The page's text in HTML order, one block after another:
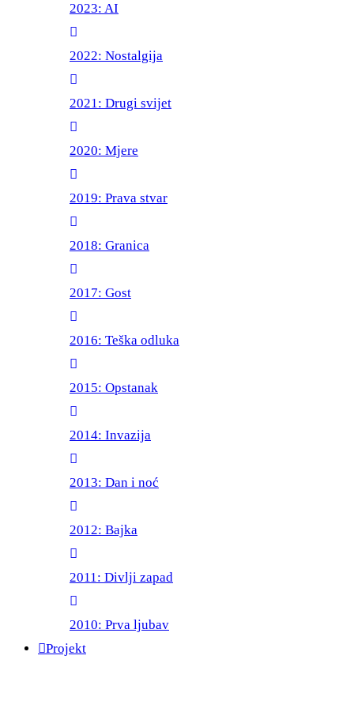
2023: AI
2022: Nostalgija
2021: Drugi svijet
2020: Mjere
2019: Prava stvar
2018: Granica
2017: Gost
2016: Teška odluka
2015: Opstanak
2014: Invazija
2013: Dan i noć
2012: Bajka
2011: Divlji zapad
2010: Prva ljubav
Projekt